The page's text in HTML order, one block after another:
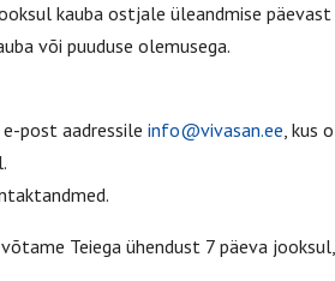
kauba ostjale üleandmise
või puuduse olemusega.
e-post aadressileinfo@vivasan.ee, kus
Teiega ühendust 7 päeva